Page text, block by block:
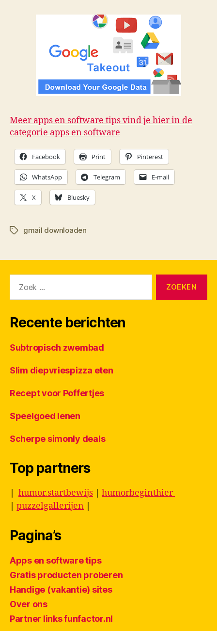
Meer apps en software tips vind je hier in de
categorie apps en software
Facebook Print Pinterest
WhatsApp Telegram E-mail
X Bluesky
Tagsgmail downloaden
naar:
Recente berichten
Subtropisch zwembad
Slim diepvriespizza eten
Recept voor Poffertjes
Speelgoed lenen
Scherpe simonly deals
Top partners
humor.startbewijs
humorbeginthier
puzzelgallerijen
Pagina’s
Apps en software tips
Gratis producten proberen
Handige (vakantie) sites
Over ons
Partner links funfactor.nl